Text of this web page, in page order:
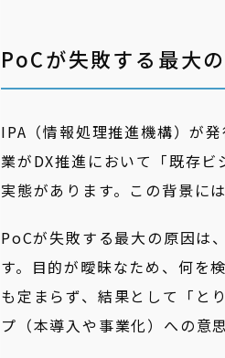
PoCが失敗する最大
IPA（情報処理推進機構）が
業がDX推進において「既存
実態があります。この背景に
PoCが失敗する最大の原因は
す。目的が曖昧なため、何を
も定まらず、結果として「と
プ（本導入や事業化）への意